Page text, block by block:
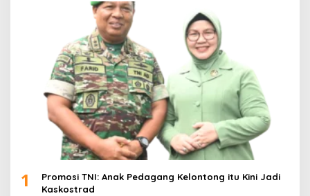
1
Promosi TNI: Anak Pedagang Kelontong itu Kini Jadi
Kaskostrad